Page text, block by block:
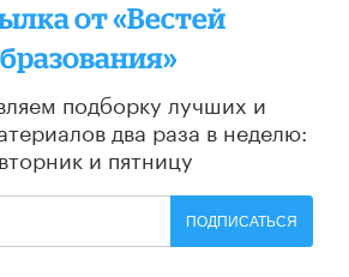
от «Вестей
подборку лучших и
два раза в неделю:
и пятницу
ПОДПИСАТЬСЯ